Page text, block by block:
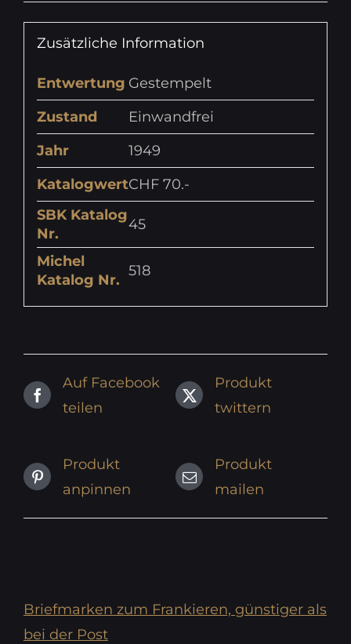
Zusätzliche Information
Entwertung Gestempelt
Zustand
Einwandfrei
Jahr
1949
KatalogwertCHF 70.-
SBK Katalog
Nr.
45
Michel
Katalog Nr.
518
Auf Facebook
teilen
Produkt
twittern
Produkt
anpinnen
Produkt
mailen
Briefmarken zum Frankieren, günstiger als
bei der Post